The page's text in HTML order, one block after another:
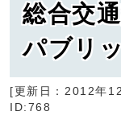
総合交
パブリ
[更新日： 2012年
ID:768